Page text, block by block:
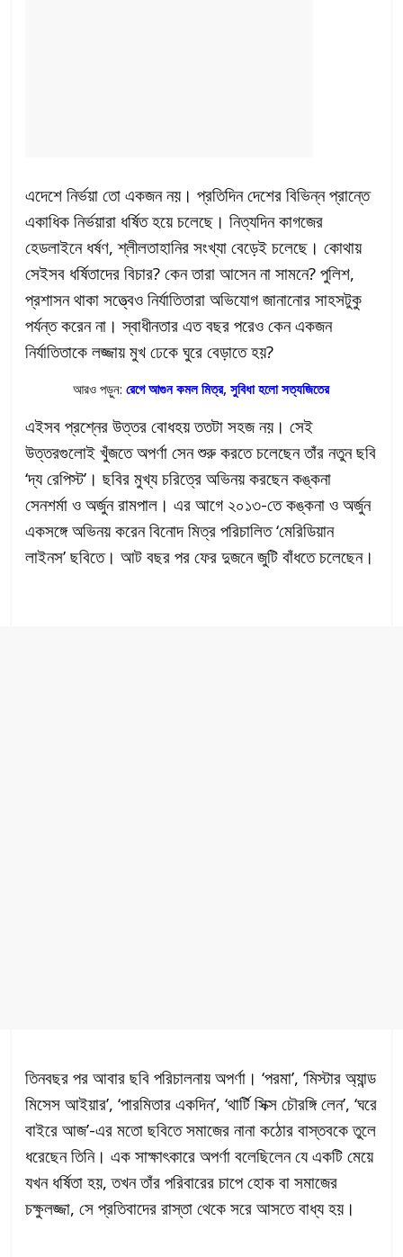
এদেশে নির্ভয়া তো একজন নয়। প্রতিদিন দেশের বিভিন্ন প্রান্তে
একাধিক নির্ভয়ারা ধর্ষিত হয়ে চলেছে। নিত্যদিন কাগজের
হেডলাইনে ধর্ষণ, শ্লীলতাহানির সংখ্যা বেড়েই চলেছে। কোথায়
সেইসব ধর্ষিতাদের বিচার? কেন তারা আসেন না সামনে? পুলিশ,
প্রশাসন থাকা সত্ত্বেও নির্যাতিতারা অভিযোগ জানানোর সাহসটুকু
পর্যন্ত করেন না। স্বাধীনতার এত বছর পরেও কেন একজন
নির্যাতিতাকে লজ্জায় মুখ ঢেকে ঘুরে বেড়াতে হয়?
আরও পড়ুন:রেগে আগুন কমল মিত্র, সুবিধা হলো সত্যজিতের
এইসব প্রশ্নের উত্তর বোধহয় ততটা সহজ নয়। সেই
উত্তরগুলোই খুঁজতে অপর্ণা সেন শুরু করতে চলেছেন তাঁর নতুন ছবি
‘দ্য রেপিস্ট’। ছবির মুখ্য চরিত্রে অভিনয় করছেন কঙ্কনা
সেনশর্মা ও অর্জুন রামপাল। এর আগে ২০১৩-তে কঙ্কনা ও অর্জুন
একসঙ্গে অভিনয় করেন বিনোদ মিত্র পরিচালিত ‘মেরিডিয়ান
লাইনস’ ছবিতে। আট বছর পর ফের দুজনে জুটি বাঁধতে চলেছেন।
তিনবছর পর আবার ছবি পরিচালনায় অপর্ণা। ‘পরমা’, ‘মিস্টার অ্যান্ড
মিসেস আইয়ার’, ‘পারমিতার একদিন’, ‘থার্টি সিক্স চৌরঙ্গি লেন’, ‘ঘরে
বাইরে আজ’-এর মতো ছবিতে সমাজের নানা কঠোর বাস্তবকে তুলে
ধরেছেন তিনি। এক সাক্ষাৎকারে অপর্ণা বলেছিলেন যে একটি মেয়ে
যখন ধর্ষিতা হয়, তখন তাঁর পরিবারের চাপে হোক বা সমাজের
চক্ষুলজ্জা, সে প্রতিবাদের রাস্তা থেকে সরে আসতে বাধ্য হয়।